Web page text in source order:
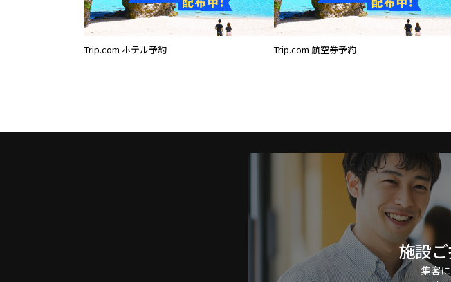
Trip.com ホテル予約 Trip.com 航空券予約
施設
集客に